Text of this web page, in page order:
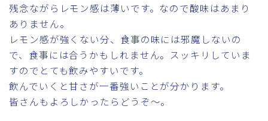
残念ながらレモン感は薄いです。なので酸味はあまり
ありません。
レモン感が強くない分、食事の味には邪魔しないの
で、食事には合うかもしれません。スッキリしていま
すのでとても飲みやすいです。
飲んでいくと甘さが一番強いことが分かります。
皆さんもよろしかったらどうぞ～。